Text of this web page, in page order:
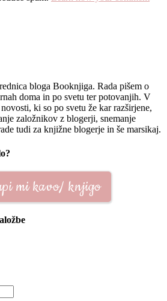
bloga Booknjiga. Rada pišem o
doma in po svetu ter potovanjih. V
ki so po svetu že kar razširjene,
založnikov z blogerji, snemanje
tudi za knjižne blogerje in še marsikaj.
mi kavo/ knjigo